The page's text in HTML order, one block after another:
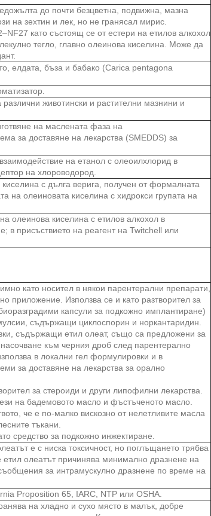
до почти безцветна, подвижна, мазна
на зехтин и лек, но не гранясал мирис.
като състоящ се от естери на етилов алкохол
тегло, главно олеинова киселина. Може да
елдата, бъза и бабако (Carica pentagona
животински и растителни мазнини и
на маслената фаза на
за доставяне на лекарства (SMEDDS) за
на етанол с олеоилхлорид в
на хлороводород.
с дълга верига, получен от формалната
на олеиновата киселина с хидрокси групата на
олеинова киселина с етилов алкохол в
в присъствието на реагент на Twitchell или
като носител в някои парентерални препарати,
приложение. Използва се и като разтворител за
капсули за подкожно имплантиране)
съдържащи циклоспорин и норкантаридин.
съдържащи етил олеат, също са предложени за
към черния дроб след парентерално
в локални гел формулировки и в
за доставяне на лекарства за орално
за стероиди и други липофилни лекарства.
на бадемовото масло и фъстъченото масло.
че е по-малко вискозно от нелетливите масла
тъкани.
средство за подкожно инжектиране.
е с ниска токсичност, но поглъщането трябва
етил олеатът причинява минимално дразнене на
за интрамускулно дразнене по време на
Proposition 65, IARC, NTP или OSHA.
на хладно и сухо място в малък, добре